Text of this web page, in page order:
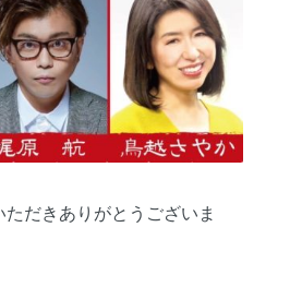
だきありがとうございま